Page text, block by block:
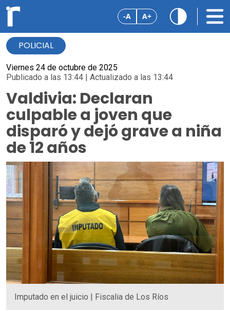
-A A+
POLICIAL
Viernes 24 de octubre de 2025
Publicado a las 13:44 | Actualizado a las 13:44
Valdivia: Declaran
culpable a joven que
disparó y dejó grave a niña
de 12 años
Imputado en el juicio | Fiscalia de Los Ríos